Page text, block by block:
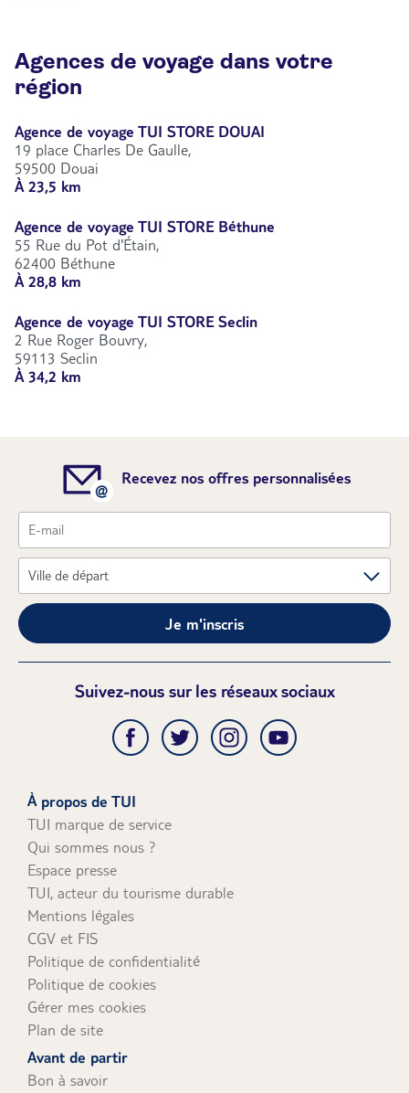
Agences de voyage dans votre
région
Agence de voyage TUI STORE DOUAI
19 place Charles De Gaulle,
59500 Douai
À 23,5 km
Agence de voyage TUI STORE Béthune
55 Rue du Pot d'Étain,
62400 Béthune
À 28,8 km
Agence de voyage TUI STORE Seclin
2 Rue Roger Bouvry,
59113 Seclin
À 34,2 km
Recevez nos offres personnalisées
Je m'inscris
Suivez-nous sur les réseaux sociaux
À propos de TUI
TUI marque de service
Qui sommes nous ?
Espace presse
TUI, acteur du tourisme durable
Mentions légales
CGV et FIS
Politique de confidentialité
Politique de cookies
Gérer mes cookies
Plan de site
Avant de partir
Bon à savoir